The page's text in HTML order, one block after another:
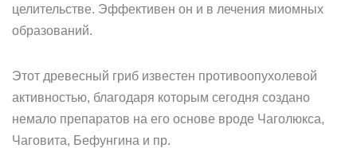
целительстве. Эффективен он и в лечения миомных
образований.
Этот древесный гриб известен противоопухолевой
активностью, благодаря которым сегодня создано
немало препаратов на его основе вроде Чаголюкса,
Чаговита, Бефунгина и пр.